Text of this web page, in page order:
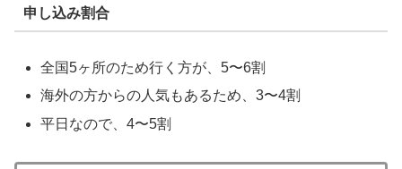
申し込み割合
全国5ヶ所のため行く方が、5〜6割
海外の方からの人気もあるため、3〜4割
平日なので、4〜5割